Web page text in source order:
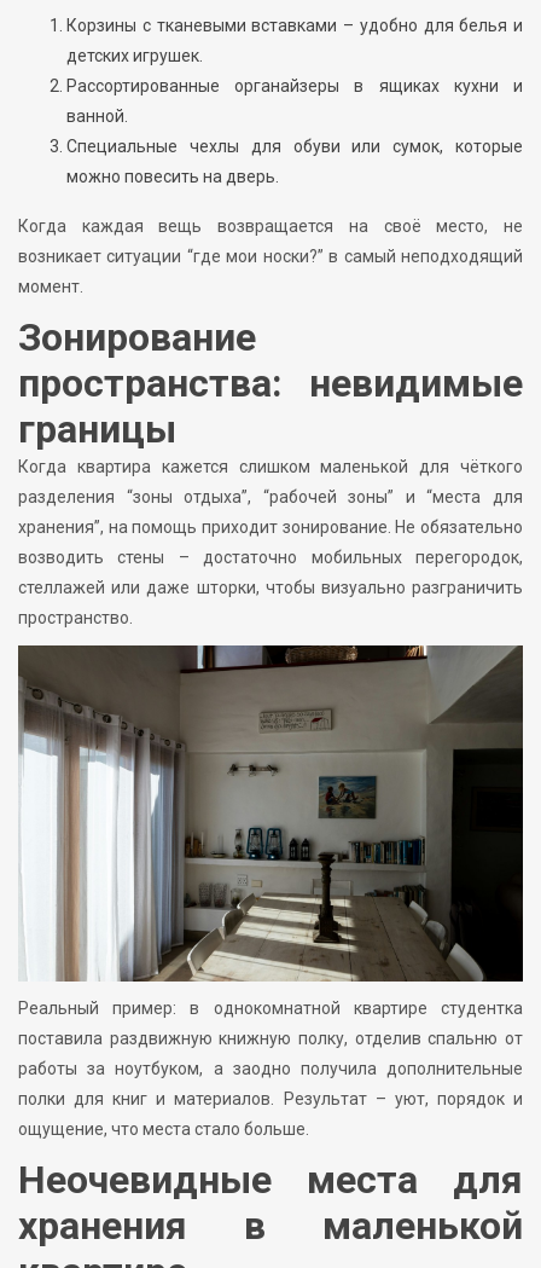
Корзины с тканевыми вставками – удобно для белья и
детских игрушек.
Рассортированные органайзеры в ящиках кухни и
ванной.
Специальные чехлы для обуви или сумок, которые
можно повесить на дверь.
Когда каждая вещь возвращается на своё место, не
возникает ситуации “где мои носки?” в самый неподходящий
момент.
Зонирование
пространства: невидимые
границы
Когда квартира кажется слишком маленькой для чёткого
разделения “зоны отдыха”, “рабочей зоны” и “места для
хранения”, на помощь приходит зонирование. Не обязательно
возводить стены – достаточно мобильных перегородок,
стеллажей или даже шторки, чтобы визуально разграничить
пространство.
Реальный пример: в однокомнатной квартире студентка
поставила раздвижную книжную полку, отделив спальню от
работы за ноутбуком, а заодно получила дополнительные
полки для книг и материалов. Результат – уют, порядок и
ощущение, что места стало больше.
Неочевидные места для
хранения в маленькой